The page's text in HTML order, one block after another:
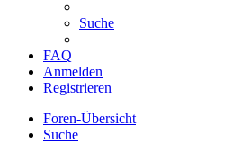
Suche
FAQ
Anmelden
Registrieren
Foren-Übersicht
Suche